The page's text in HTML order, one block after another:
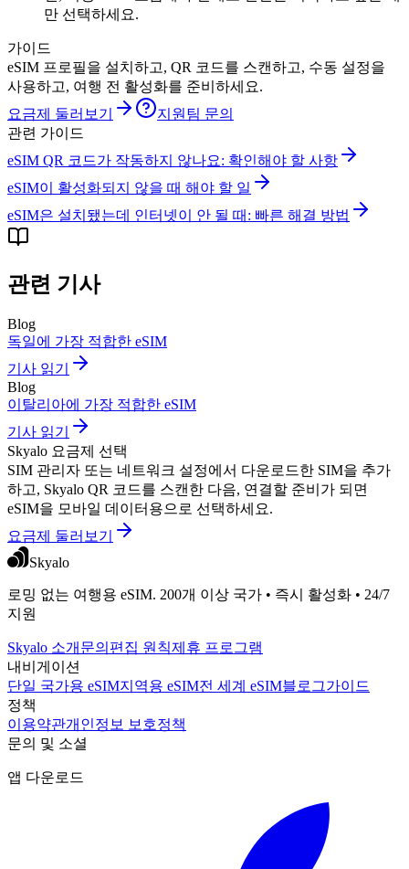
만 선택하세요.
가이드
eSIM 프로필을 설치하고, QR 코드를 스캔하고, 수동 설정을
사용하고, 여행 전 활성화를 준비하세요.
요금제 둘러보기
지원팀 문의
관련 가이드
eSIM QR 코드가 작동하지 않나요: 확인해야 할 사항
eSIM이 활성화되지 않을 때 해야 할 일
eSIM은 설치됐는데 인터넷이 안 될 때: 빠른 해결 방법
관련 기사
Blog
독일에 가장 적합한 eSIM
기사 읽기
Blog
이탈리아에 가장 적합한 eSIM
기사 읽기
Skyalo 요금제 선택
SIM 관리자 또는 네트워크 설정에서 다운로드한 SIM을 추가
하고, Skyalo QR 코드를 스캔한 다음, 연결할 준비가 되면
eSIM을 모바일 데이터용으로 선택하세요.
요금제 둘러보기
Skyalo
로밍 없는 여행용 eSIM. 200개 이상 국가 • 즉시 활성화 • 24/7
지원
Skyalo 소개 문의 편집 원칙제휴 프로그램
내비게이션
단일 국가용 eSIM지역용 eSIM전 세계 eSIM블로그가이드
정책
이용약관개인정보 보호정책
문의 및 소셜
앱 다운로드